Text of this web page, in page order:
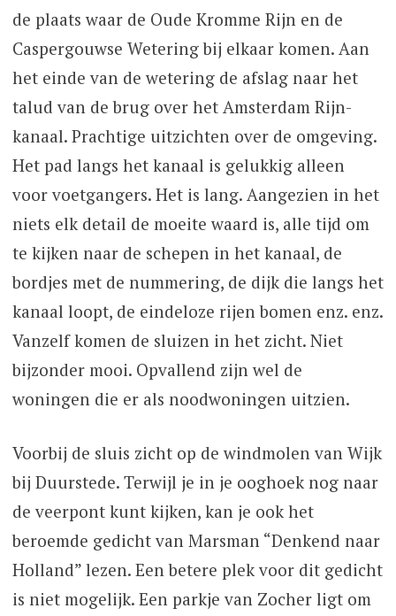
de plaats waar de Oude Kromme Rijn en de
Caspergouwse Wetering bij elkaar komen. Aan
het einde van de wetering de afslag naar het
talud van de brug over het Amsterdam Rijn-
kanaal. Prachtige uitzichten over de omgeving.
Het pad langs het kanaal is gelukkig alleen
voor voetgangers. Het is lang. Aangezien in het
niets elk detail de moeite waard is, alle tijd om
te kijken naar de schepen in het kanaal, de
bordjes met de nummering, de dijk die langs het
kanaal loopt, de eindeloze rijen bomen enz. enz.
Vanzelf komen de sluizen in het zicht. Niet
bijzonder mooi. Opvallend zijn wel de
woningen die er als noodwoningen uitzien.
Voorbij de sluis zicht op de windmolen van Wijk
bij Duurstede. Terwijl je in je ooghoek nog naar
de veerpont kunt kijken, kan je ook het
beroemde gedicht van Marsman “Denkend naar
Holland” lezen. Een betere plek voor dit gedicht
is niet mogelijk. Een parkje van Zocher ligt om